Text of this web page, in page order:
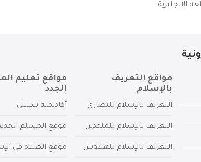
الإنجليزية
مواقع التعريف
بالإسلام
التعريف بالإسلام للنصارى
التعريف بالإسلام للملحدين
التعريف بالإسلام للهندوس
مواقع تعليم
الجدد
أكاديمية سبيلي
موقع المسلم
موقع الصلاة في